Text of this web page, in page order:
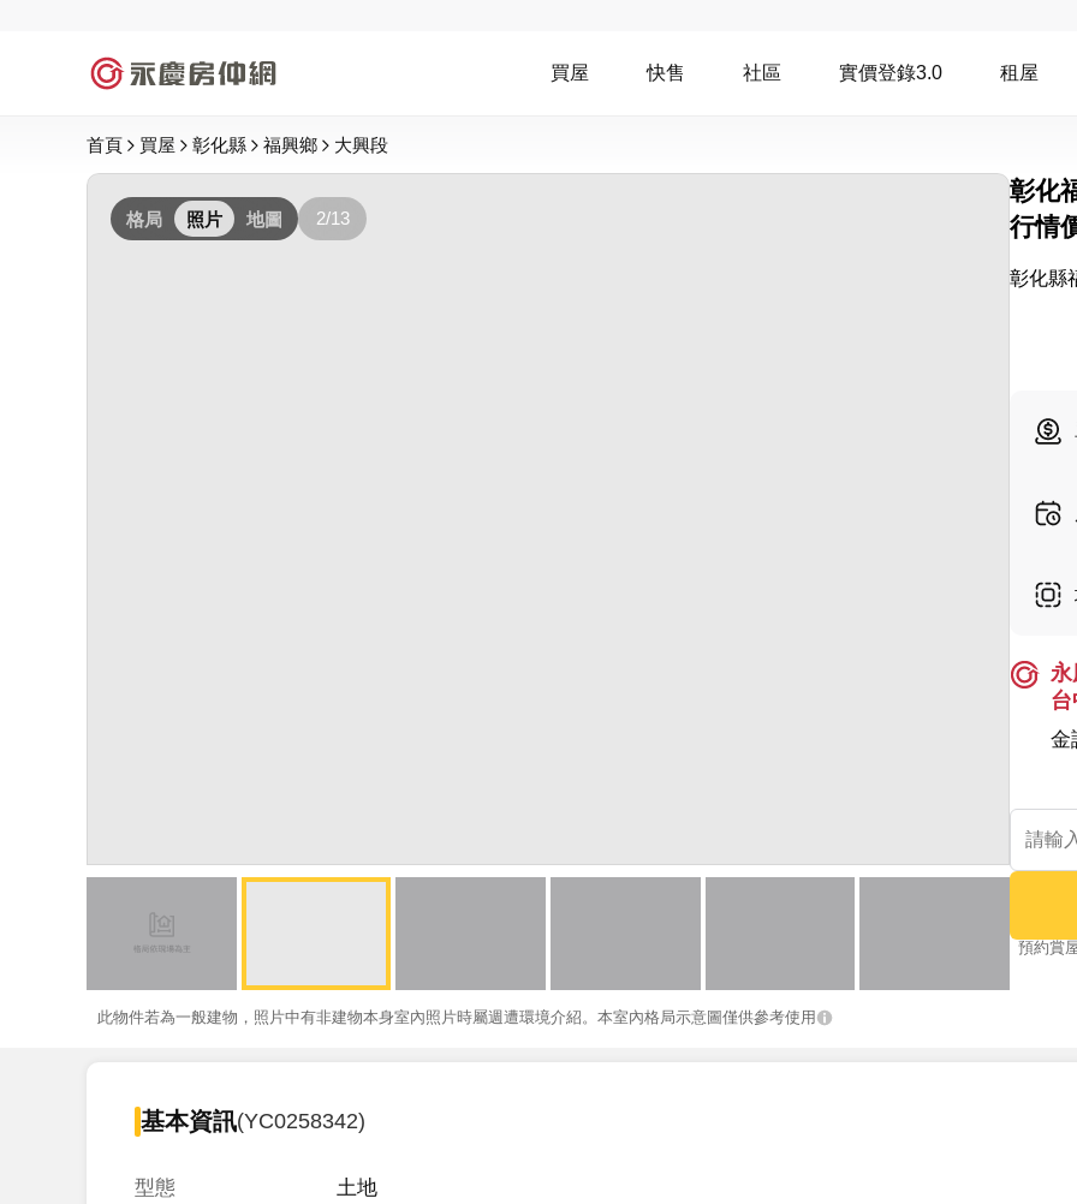
買屋 快售 社區 實價登錄3.0 租屋
首頁 買屋 彰化縣 福興鄉 大興段
格局 照片 地圖 2/13
此物件若為一般建物，照片中有非建物本身室內照片時屬週遭環境介紹。本室內格局示意圖僅供參考使用
彰化
行情
彰化縣
永
金
預約賞
基本資訊(YC0258342)
型態 土地